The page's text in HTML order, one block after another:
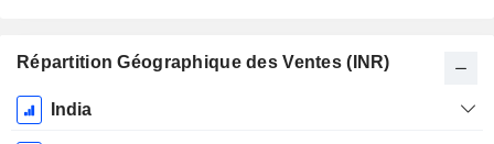
Répartition Géographique des Ventes (INR)
Période
Fiscale:
India